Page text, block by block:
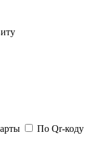
По Qr-коду